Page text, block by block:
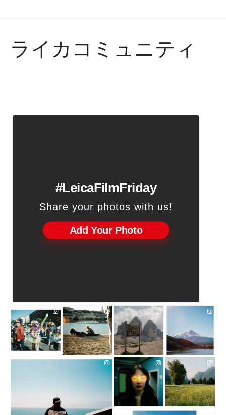
ライカコミュニティ